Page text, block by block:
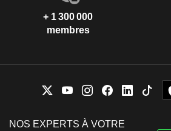
+ 1 300 000
membres
NOS EXPERTS À VOTRE